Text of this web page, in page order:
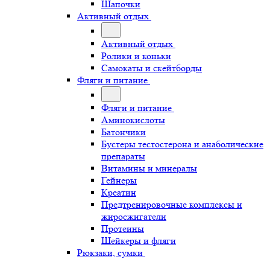
Шапочки
Активный отдых
Активный отдых
Ролики и коньки
Самокаты и скейтборды
Фляги и питание
Фляги и питание
Аминокислоты
Батончики
Бустеры тестостерона и анаболические
препараты
Витамины и минералы
Гейнеры
Креатин
Предтренировочные комплексы и
жиросжигатели
Протеины
Шейкеры и фляги
Рюкзаки, сумки